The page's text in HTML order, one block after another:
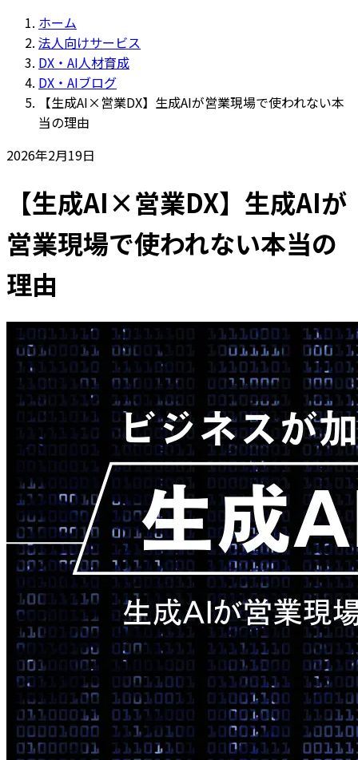
ホーム
法人向けサービス
DX・AI人材育成
DX・AIブログ
【生成AI×営業DX】生成AIが営業現場で使われない本
当の理由
2026年2月19日
【生成AI×営業DX】生成AIが
営業現場で使われない本当の
理由